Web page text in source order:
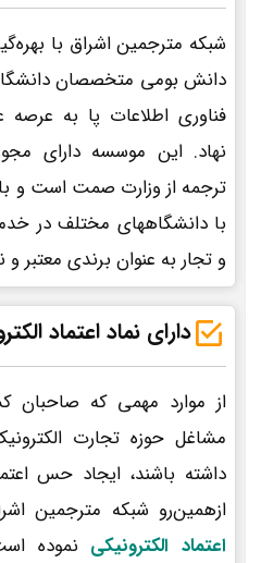
شبکه مترجمین اشراق با
دانش بومی متخصصان
فناوری اطلاعات پا به عرصه
نهاد. این موسسه دارای
ترجمه از وزارت صمت است و
با دانشگاههای مختلف در
و تجار به عنوان برندی معتبر
دارای نماد اعتماد
از موارد مهمی که
مشاغل حوزه تجارت
داشته باشند، ایجاد حس
ازهمین‌رو شبکه مترجمین
اعتماد الکترونیکی نموده